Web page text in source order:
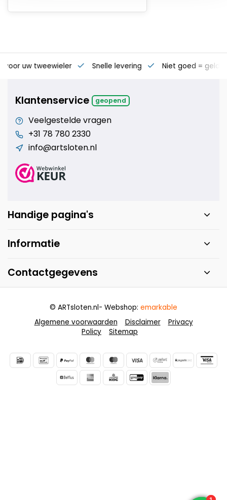
voor uw tweewieler Snelle levering Niet goed = geld
Klantenservice geopend
Veelgestelde vragen
+31 78 780 2330
info@artsloten.nl
Handige pagina's
Informatie
Contactgegevens
Algemene voorwaarden Disclaimer
Privacy
Policy
Sitemap
© ARTsloten.nl- Webshop: emarkable